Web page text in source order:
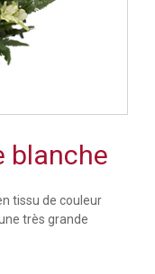
blanche
tissu de couleur
très grande